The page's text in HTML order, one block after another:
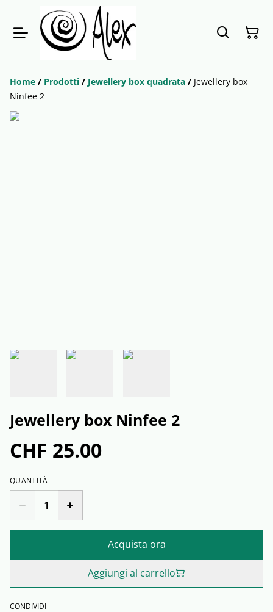
Home / Prodotti / Jewellery box quadrata / Jewellery box
Ninfee 2
Jewellery box Ninfee 2
CHF 25.00
QUANTITÀ
Acquista ora
Aggiungi al carrello
CONDIVIDI